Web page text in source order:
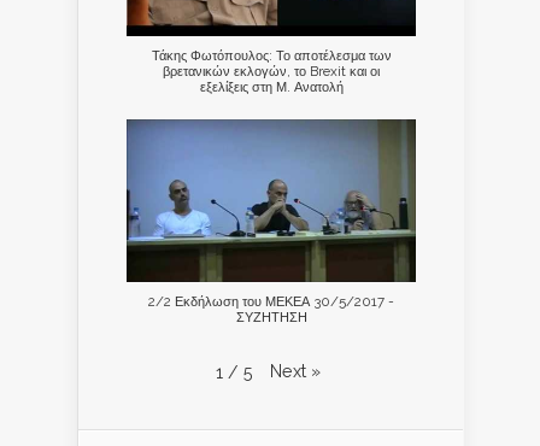
Τάκης Φωτόπουλος: Το αποτέλεσμα των
βρετανικών εκλογών, το Brexit και οι
εξελίξεις στη Μ. Ανατολή
2/2 Εκδήλωση του ΜΕΚΕΑ 30/5/2017 -
ΣΥΖΗΤΗΣΗ
1 / 5 Next »